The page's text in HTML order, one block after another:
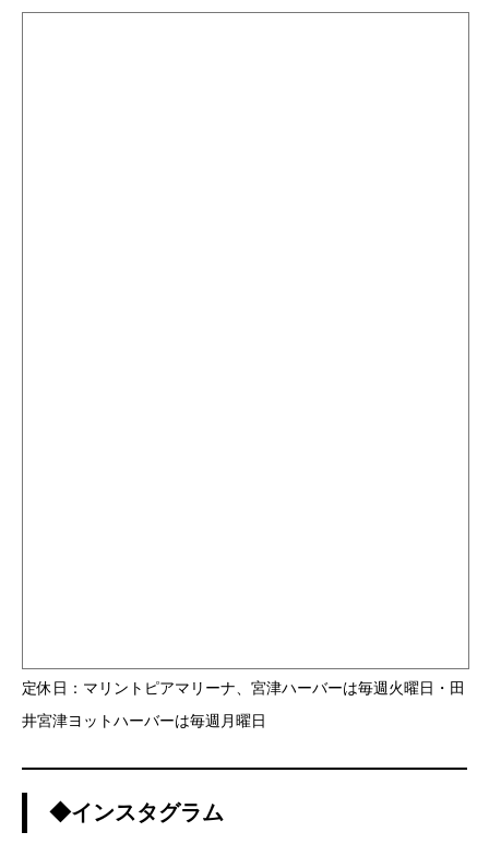
定休日：マリントピアマリーナ、宮津ハーバーは毎週火曜日・田
井宮津ヨットハーバーは毎週月曜日
◆インスタグラム